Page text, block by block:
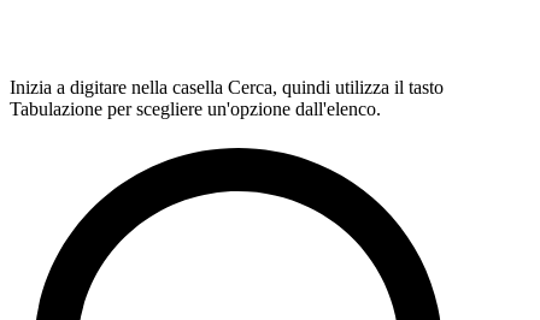
Inizia a digitare nella casella Cerca, quindi utilizza il tasto
Tabulazione per scegliere un'opzione dall'elenco.